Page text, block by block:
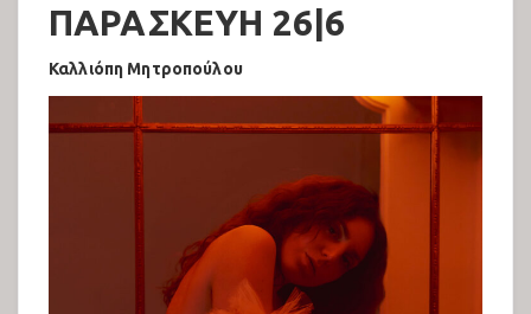
ΠΑΡΑΣΚΕΥΗ 26|6
Καλλιόπη Μητροπούλου